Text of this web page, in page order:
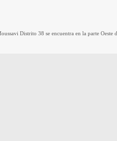
Distrito 38 se encuentra en la parte Oeste